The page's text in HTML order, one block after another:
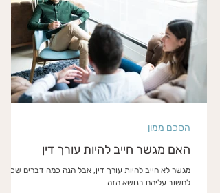
האם מגשר חייב להיות עורך דין
מגשר לא חייב להיות עורך דין, אבל הנה כמה דברים
לחשוב עליהם בנושא הזה
הסכם ממון